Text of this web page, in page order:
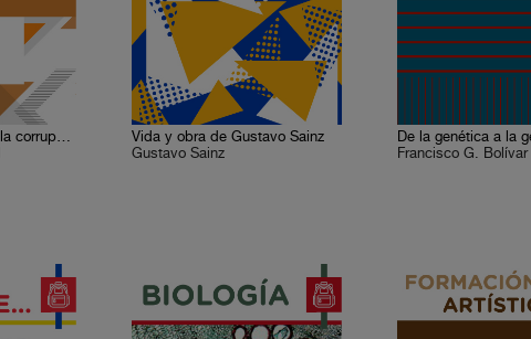
¿Podemos combatir la corrupción en México?
Vida y obra de Gustavo Sainz
Gustavo Sainz
De la genética a la
Francisco G.